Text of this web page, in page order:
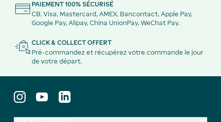
PAIEMENT 100% SÉCURISÉ
CB, Visa, Mastercard, AMEX, Bancontact, Apple Pay,
Google Pay, Alipay, China UnionPay, WeChat Pay.
CLICK & COLLECT OFFERT
Pré-commandez et récupérez votre commande le jour
de votre départ.